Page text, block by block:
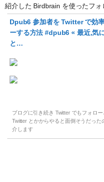
紹介した Birdbrain を使ったフォ
Dpub6 参加者を Twitter で効
ーする方法 #dpub6 « 最近,気
と…
ブログに引き続き Twitter でもフォロ
Twitter とかからやると面倒そうだっ
介します